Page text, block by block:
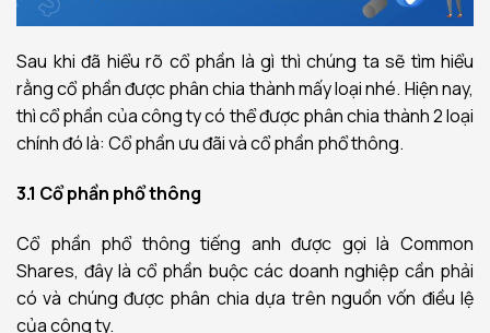
Sau khi đã hiểu rõ cổ phần là gì thì chúng ta sẽ tìm hiểu
rằng cổ phần được phân chia thành mấy loại nhé. Hiện nay,
thì cổ phần của công ty có thể được phân chia thành 2 loại
chính đó là: Cổ phần ưu đãi và cổ phần phổ thông.
3.1 Cổ phần phổ thông
Cổ phần phổ thông tiếng anh được gọi là Common
Shares, đây là cổ phần buộc các doanh nghiệp cần phải
có và chúng được phân chia dựa trên nguồn vốn điều lệ
của công ty.